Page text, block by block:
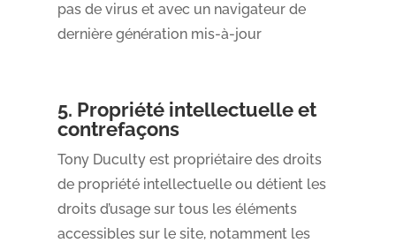
pas de virus et avec un navigateur de
dernière génération mis-à-jour
5. Propriété intellectuelle et
contrefaçons
Tony Duculty est propriétaire des droits
de propriété intellectuelle ou détient les
droits d’usage sur tous les éléments
accessibles sur le site, notamment les